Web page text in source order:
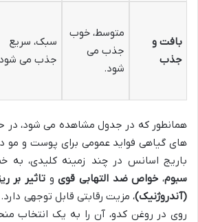
بافت و
جذب
متوسط، خوب
جذب می
شود.
سبک، سریع
جذب می
همانطور که در جدول مشاهده می شود، در
های گیاهی فواید عمومی برای پوست و مو
باریج اسانس در چند زمینه کلیدی، به
سبوم، خواص ضد التهابی قویو تاثیر بر
(آندروژنیک)، مزیت رقابتی قابل توجهی
روی در روغن کدو، آن را به یک انتخاب